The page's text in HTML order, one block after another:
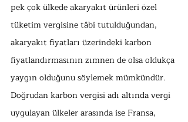
pek çok ülkede akaryakıt ürünleri özel
tüketim vergisine tâbi tutulduğundan,
akaryakıt fiyatları üzerindeki karbon
fiyatlandırmasının zımnen de olsa oldukça
yaygın olduğunu söylemek mümkündür.
Doğrudan karbon vergisi adı altında vergi
uygulayan ülkeler arasında ise Fransa,